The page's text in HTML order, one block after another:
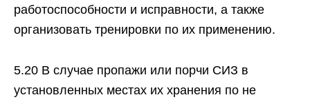
работоспособности и исправности, а также
организовать тренировки по их применению.
5.20 B случае пропажи или порчи СИЗ в
установленных местах их хранения по не